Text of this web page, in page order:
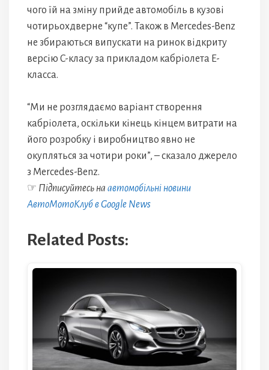
чого їй на зміну прийде автомобіль в кузові
чотирьохдверне “купе”. Також в Mercedes-Benz
не збираються випускати на ринок відкриту
версію C-класу за прикладом кабріолета E-
класса.
“Ми не розглядаємо варіант створення
кабріолета, оскільки кінець кінцем витрати на
його розробку і виробництво явно не
окупляться за чотири роки”, – сказало джерело
з Mercedes-Benz.
☞ Підписуйтесь на автомобільні новини
АвтоМотоКлуб в Google News
Related Posts: